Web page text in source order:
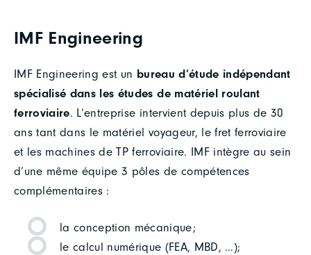
IMF Engineering
IMF Engineering est un bureau d’étude indépendant
spécialisé dans les études de matériel roulant
ferroviaire. L’entreprise intervient depuis plus de 30
ans tant dans le matériel voyageur, le fret ferroviaire
et les machines de TP ferroviaire. IMF intègre au sein
d’une même équipe 3 pôles de compétences
complémentaires :
la conception mécanique;
le calcul numérique (FEA, MBD, …);